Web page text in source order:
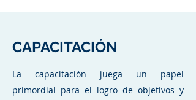
CAPACITACIÓN
La capacitación juega un papel
primordial para el logro de objetivos y